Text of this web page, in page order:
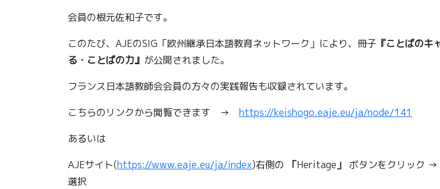
会員の根元佐和子です。
このたび、AJEのSIG「欧州継承日本語教育ネットワーク」により、冊子 『ことばの
る・ことばの力』 が公開されました。
フランス日本語教師会会員の方々の実践報告も収録されています。
こちらのリンクから閲覧できます → https://keishogo.eaje.eu/ja/node/141
あるいは
AJEサイト(https://www.eaje.eu/ja/index)右側の 「Heritage 」 ボタンをクリック →
選択